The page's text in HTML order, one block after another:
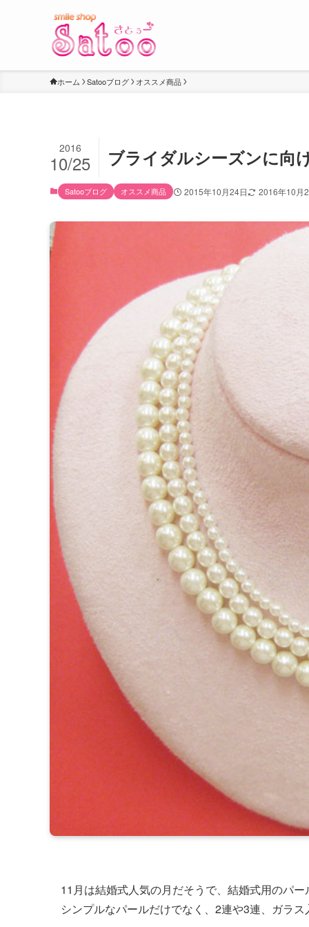
ホーム Satooブログ オススメ商品
ブライダルシーズンに向
2016
10/25
Satooブログ オススメ商品 2015年10月24日 2016年10月
11月は結婚式人気の月だそうで、結婚式用のパ
シンプルなパールだけでなく、2連や3連、ガラ